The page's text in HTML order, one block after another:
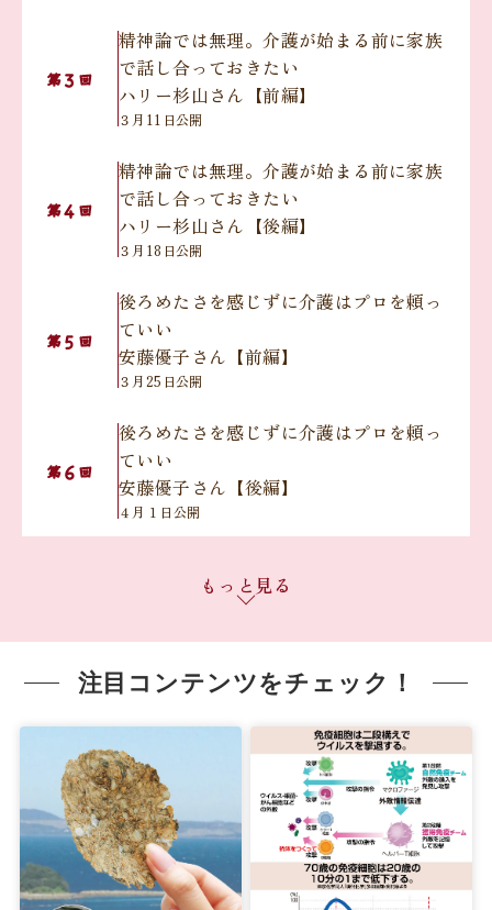
第３ 回
精神論では無理。介護が始まる前に家族
で話し合っておきたい
ハリー杉山さん【前編】
３月11日公開
第４ 回
精神論では無理。介護が始まる前に家族
で話し合っておきたい
ハリー杉山さん【後編】
３月18日公開
第５ 回
後ろめたさを感じずに介護はプロを頼っ
ていい
安藤優子さん【前編】
３月25日公開
第６ 回
後ろめたさを感じずに介護はプロを頼っ
ていい
安藤優子さん【後編】
４月１日公開
ム介護』を実践
４月15日公開
第８回
無理のない役割分担で『きょうだいチー
ム介護』を実践
岸本葉子さん【後編】
４月22日公開
第 回
元気なうちに延命治療について希望を聞
いておくべきです
盛田隆二さん【前編】
５月21日公開
もっと見る
注目コンテンツをチェック！